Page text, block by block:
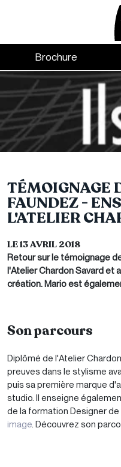
Skip to main content
Brochure
TÉMOIGNAGE
FAUNDEZ -
L'ATELIER
LE 13 AVRIL 2018
Retour sur le témoignage
l'Atelier Chardon Savard et
création. Mario est
Son parcours
Diplômé de l'Atelier
preuves dans le stylisme
puis sa première marque
studio. Il enseigne
de la formation Designer
image. Découvrez son